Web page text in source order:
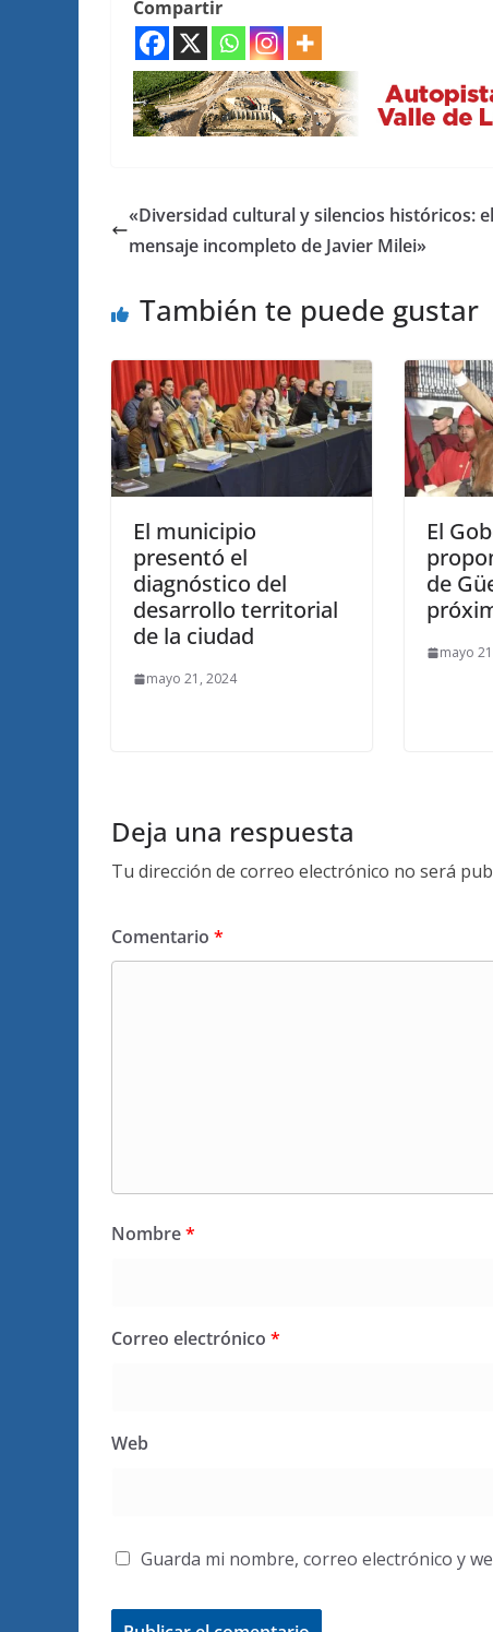
Compartir
«Diversidad cultural y silencios históricos: el
mensaje incompleto de Javier Milei»
También te puede gustar
El municipio
presentó el
diagnóstico del
desarrollo territorial
de la ciudad
mayo 21, 2024
El
de
mayo
Deja una respuesta
Tu dirección de correo electrónico no será
Comentario *
Nombre*
Correo electrónico *
Web
Guarda mi nombre, correo electrónico y